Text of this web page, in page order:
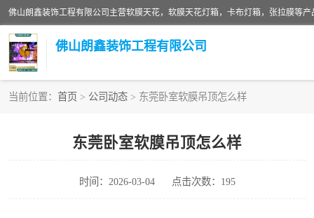
佛山朗鑫装饰工程有限公司
当前位置： 首页 > 公司动态 > 东莞卧室软膜吊顶怎么样
东莞卧室软膜吊顶怎么样
时间：2026-03-04 点击次数：195